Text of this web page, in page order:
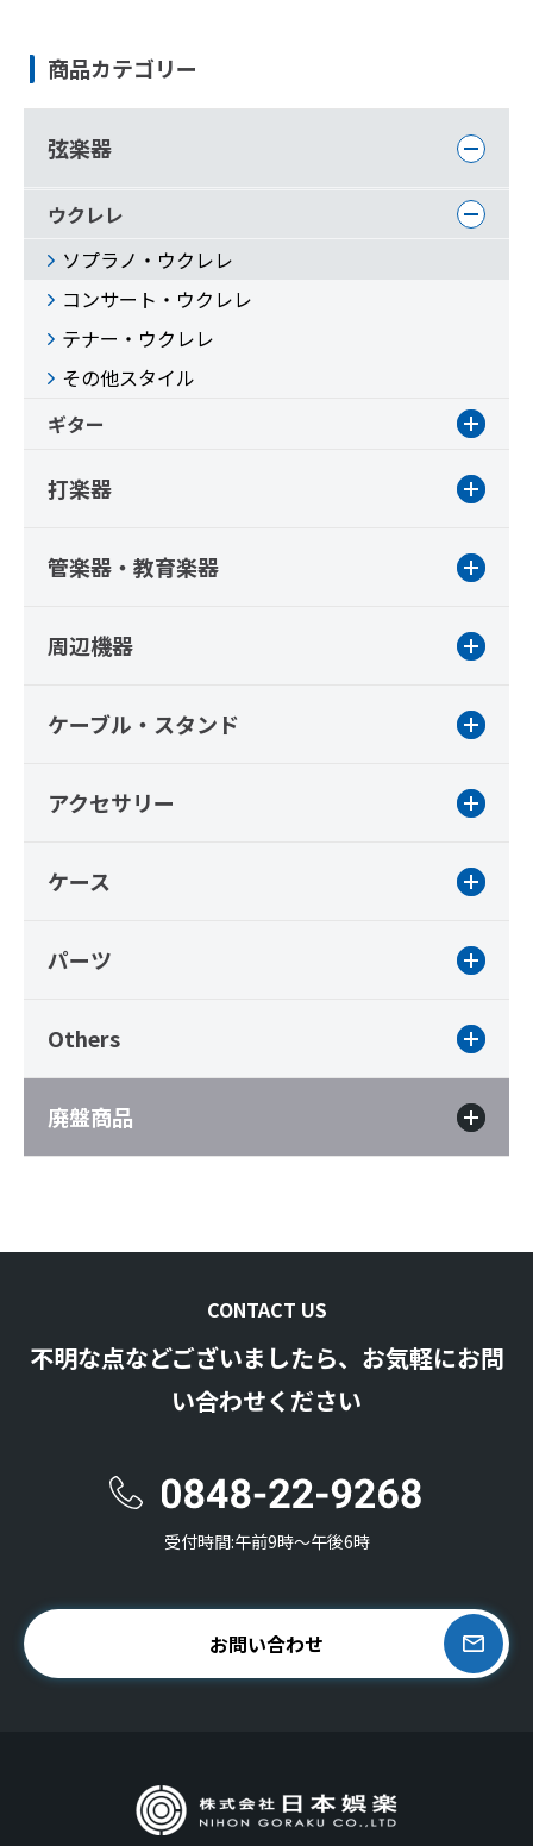
商品カテゴリー
弦楽器
ウクレレ
ソプラノ・ウクレレ
コンサート・ウクレレ
テナー・ウクレレ
その他スタイル
ギター
打楽器
管楽器・教育楽器
周辺機器
ケーブル・スタンド
アクセサリー
ケース
パーツ
Others
廃盤商品
CONTACT US
不明な点などございましたら、お気軽にお問
い合わせください
受付時間:午前9時〜午後6時
お問い合わせ